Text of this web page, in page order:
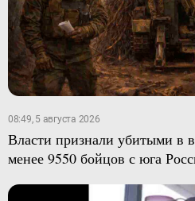
08:49, 5 августа 2026
Власти признали убитыми в
менее 9550 бойцов с юга